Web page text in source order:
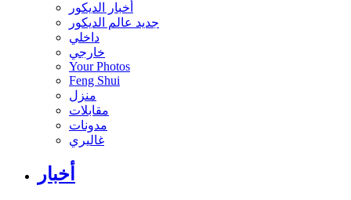
أخبار الديكور
جديد عالم الديكور
داخلي
خارجي
Your Photos
Feng Shui
منزل
مقابلات
مدونات
غاليري
أخبار